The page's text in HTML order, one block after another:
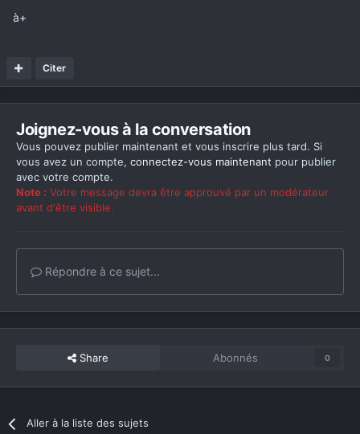
à+
Citer
Joignez-vous à la conversation
Vous pouvez publier maintenant et vous inscrire plus tard. Si
vous avez un compte, connectez-vous maintenant pour publier
avec votre compte.
Note : Votre message devra être approuvé par un modérateur
avant d'être visible.
Répondre à ce sujet...
Share Abonnés 0
Aller à la liste des sujets